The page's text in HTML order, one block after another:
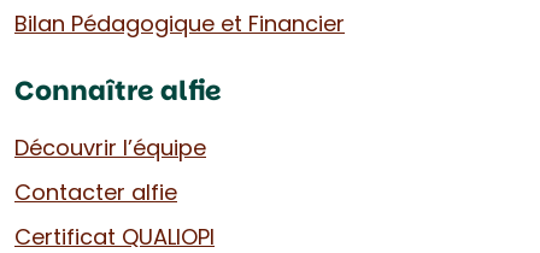
Bilan Pédagogique et Financier
Connaître alfie
Découvrir l’équipe
Contacter alfie
Certificat QUALIOPI